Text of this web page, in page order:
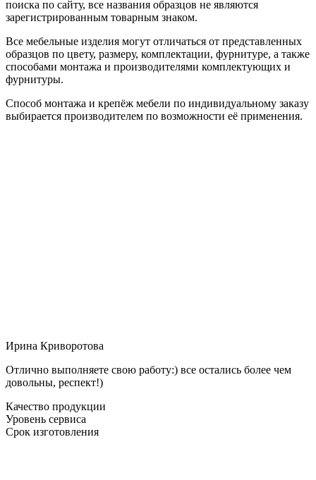
поиска по сайту, все названия образцов не являются
зарегистрированным товарным знаком.
Все мебельные изделия могут отличаться от представленных
образцов по цвету, размеру, комплектации, фурнитуре, а также
способами монтажа и производителями комплектующих и
фурнитуры.
Способ монтажа и крепёж мебели по индивидуальному заказу
выбирается производителем по возможности её применения.
Ирина Криворотова
Отлично выполняете свою работу:) все остались более чем
довольны, респект!)
Качество продукции
Уровень сервиса
Срок изготовления